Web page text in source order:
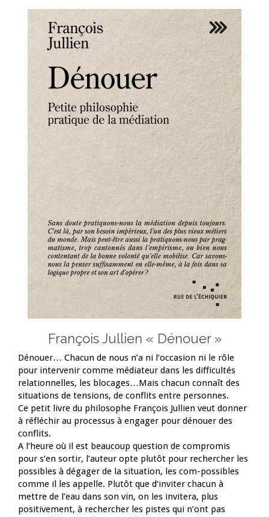
François Jullien « Dénouer »
Dénouer… Chacun de nous n’a ni l’occasion ni le rôle
pour intervenir comme médiateur dans les difficultés
relationnelles, les blocages…Mais chacun connaît des
situations de tensions, de conflits entre personnes.
Ce petit livre du philosophe François Jullien veut donner
à réfléchir au processus à engager pour dénouer des
conflits.
A l’heure où il est beaucoup question de compromis
pour s’en sortir, l’auteur opte plutôt pour rechercher les
possibles à dégager de la situation, les com-possibles
comme il les appelle. Plutôt que d’inviter chacun à
mettre de l’eau dans son vin, on les invitera, plus
positivement, à rechercher les pistes qui n’ont pas